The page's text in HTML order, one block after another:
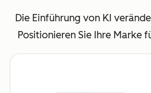
Die Einführung von KI
Positionieren Sie Ihre Marke